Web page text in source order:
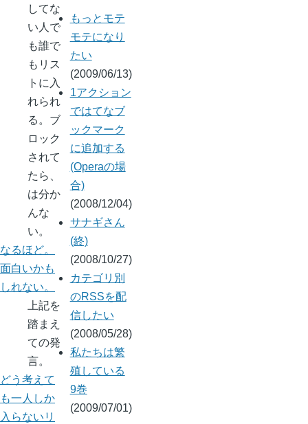
してな
い人で
も誰で
もリス
トに入
れられ
る。ブ
ロック
されて
たら、
は分か
んな
い。
なるほど。
面白いかも
しれない。
上記を
踏まえ
ての発
言。
どう考えて
も一人しか
入らないリ
もっとモテ
モテになり
たい
(2009/06/13)
1アクション
ではてなブ
ックマーク
に追加する
(Operaの場
合)
(2008/12/04)
サナギさん
(終)
(2008/10/27)
カテゴリ別
のRSSを配
信したい
(2008/05/28)
私たちは繁
殖している
9巻
(2009/07/01)